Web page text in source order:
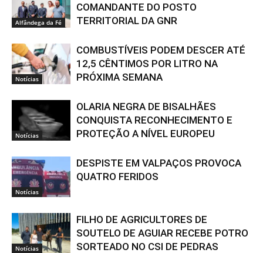
Alfândega da Fé
COMANDANTE DO POSTO
TERRITORIAL DA GNR
Notícias
COMBUSTÍVEIS PODEM DESCER ATÉ
12,5 CÊNTIMOS POR LITRO NA
PRÓXIMA SEMANA
Notícias
OLARIA NEGRA DE BISALHÃES
CONQUISTA RECONHECIMENTO E
PROTEÇÃO A NÍVEL EUROPEU
Notícias
DESPISTE EM VALPAÇOS PROVOCA
QUATRO FERIDOS
Notícias
FILHO DE AGRICULTORES DE
SOUTELO DE AGUIAR RECEBE POTRO
SORTEADO NO CSI DE PEDRAS